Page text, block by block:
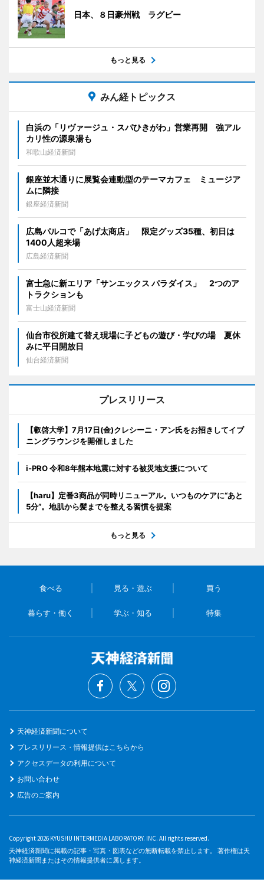
日本、８日豪州戦 ラグビー
もっと見る
みん経トピックス
白浜の「リヴァージュ・スパひきがわ」営業再開 強アル
カリ性の源泉湯も
和歌山経済新聞
銀座並木通りに展覧会連動型のテーマカフェ ミュージア
ムに隣接
銀座経済新聞
広島パルコで「あげ太商店」 限定グッズ35種、初日は
1400人超来場
広島経済新聞
富士急に新エリア「サンエックス パラダイス」 2つのア
トラクションも
富士山経済新聞
仙台市役所建て替え現場に子どもの遊び・学びの場 夏休
みに平日開放日
仙台経済新聞
プレスリリース
【叡啓大学】7月17日(金)クレシーニ・アン氏をお招きしてイブ
ニングラウンジを開催しました
i-PRO 令和8年熊本地震に対する被災地支援について
【haru】定番3商品が同時リニューアル。いつものケアに“あと
5分”。地肌から髪までを整える習慣を提案
もっと見る
食べる 見る・遊ぶ 買う
暮らす・働く 学ぶ・知る 特集
天神経済新聞について
プレスリリース・情報提供はこちらから
アクセスデータの利用について
お問い合わせ
広告のご案内
Copyright 2026 KYUSHU INTERMEDIA LABORATORY. INC. All rights reserved.
天神経済新聞に掲載の記事・写真・図表などの無断転載を禁止します。 著作権は天
神経済新聞またはその情報提供者に属します。